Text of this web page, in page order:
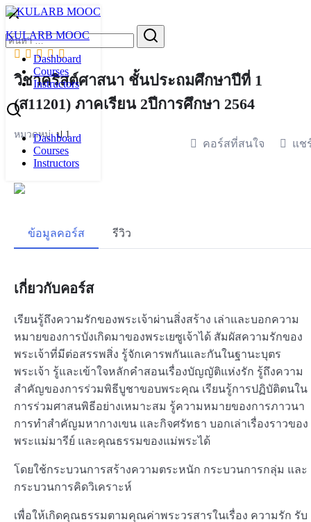
Skip
content
KULARB MOOC
Dashboard
Courses
Instructors
Dashboard
Courses
Instructors
Search
for:
วิชาคริสต์ศาสนา ชั้นประถมศึกษาปีที่ 1
(ส11201) ภาคเรียน 2ปีการศึกษา 2564
หมวดหมู่:ป.1
คอร์สที่สนใจ แช
ข้อมูลคอร์ส รีวิว
เกี่ยวกับคอร์ส
เรียนรู้ถึงความรักของพระเจ้าผ่านสิ่งสร้าง เล่าและบอกความ
หมายของการบังเกิดมาของพระเยซูเจ้าได้ สัมผัสความรักของ
พระเจ้าที่มีต่อสรรพสิ่ง รู้จักเคารพกันและกันในฐานะบุตร
พระเจ้า รู้และเข้าใจหลักคำสอนเรื่องบัญญัติแห่งรัก รู้ถึงความ
สำคัญของการร่วมพิธีบูชาขอบพระคุณ เรียนรู้การปฏิบัติตนใน
การร่วมศาสนพิธีอย่างเหมาะสม รู้ความหมายของการภาวนา
การทำสำคัญมหากางเขน และกิจศรัทธา บอกเล่าเรื่องราวของ
พระแม่มารีย์ และคุณธรรมของแม่พระได้
โดยใช้กระบวนการสร้างความตระหนัก กระบวนการกลุ่ม และ
กระบวนการคิดวิเคราะห์
เพื่อให้เกิดคุณธรรมตามคุณค่าพระวรสารในเรื่อง ความรัก รับ